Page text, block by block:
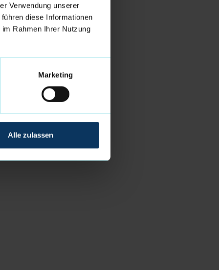
Verwendung unserer
diese Informationen
Rahmen Ihrer Nutzung
Marketing
Alle zulassen